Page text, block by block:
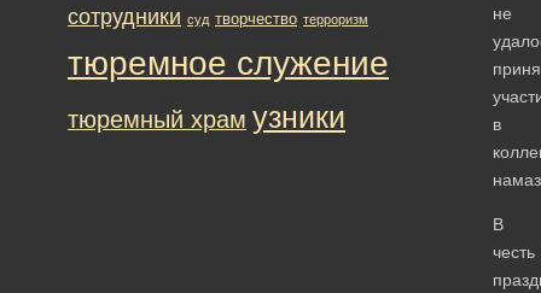
не
в
В
честь
сотрудники суд творчество терроризм
тюремное служение
тюремный храм узники